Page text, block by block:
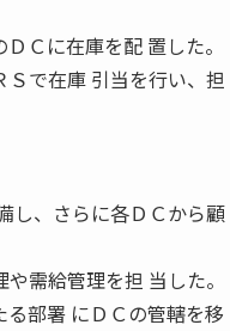
Ｃに在庫を配 置した。
で在庫 引当を行い、担
し、さらに各ＤＣから顧
需給管理を担 当した。
部署 にＤＣの管轄を移